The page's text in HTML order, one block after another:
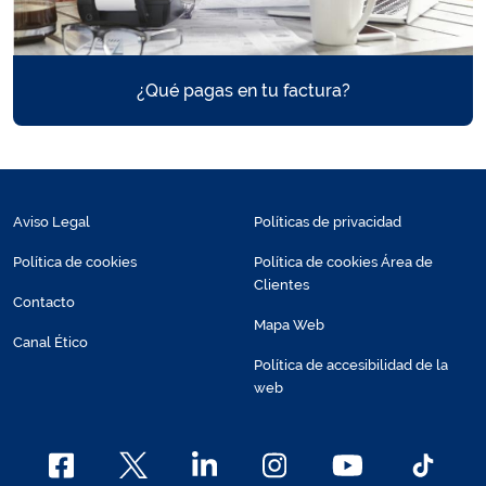
¿Qué pagas en tu factura?
Aviso Legal
Política de cookies
Contacto
Canal Ético
Políticas de privacidad
Política de cookies Área de
Clientes
Mapa Web
Política de accesibilidad de la
web